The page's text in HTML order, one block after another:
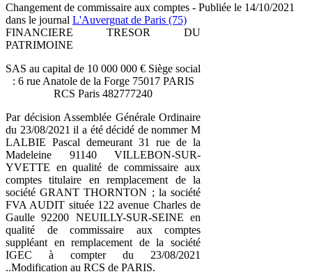
Changement de commissaire aux comptes - Publiée le 14/10/2021
dans le journal L'Auvergnat de Paris (75)
FINANCIERE TRESOR DU
PATRIMOINE
SAS au capital de 10 000 000 € Siège social
: 6 rue Anatole de la Forge 75017 PARIS
RCS Paris 482777240
Par décision Assemblée Générale Ordinaire
du 23/08/2021 il a été décidé de nommer M
LALBIE Pascal demeurant 31 rue de la
Madeleine 91140 VILLEBON-SUR-
YVETTE en qualité de commissaire aux
comptes titulaire en remplacement de la
société GRANT THORNTON ; la société
FVA AUDIT située 122 avenue Charles de
Gaulle 92200 NEUILLY-SUR-SEINE en
qualité de commissaire aux comptes
suppléant en remplacement de la société
IGEC à compter du 23/08/2021
..Modification au RCS de PARIS.